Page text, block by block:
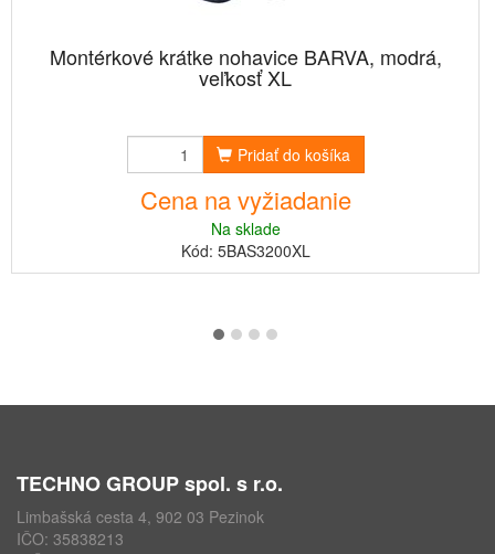
Montérkové krátke nohavice BARVA, modrá,
veľkosť XL
Pridať do košíka
Cena na vyžiadanie
Na sklade
Kód: 5BAS3200XL
TECHNO GROUP spol. s r.o.
Limbašská cesta 4, 902 03 Pezinok
IČO: 35838213